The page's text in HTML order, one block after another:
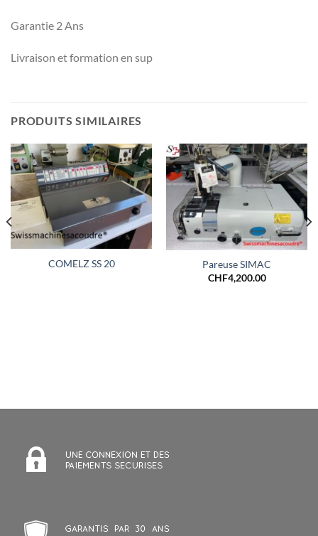
Garantie 2 Ans
Livraison et formation en sup
PRODUITS SIMILAIRES
COMELZ SS 20
Pareuse SIMAC
CHF4,200.00